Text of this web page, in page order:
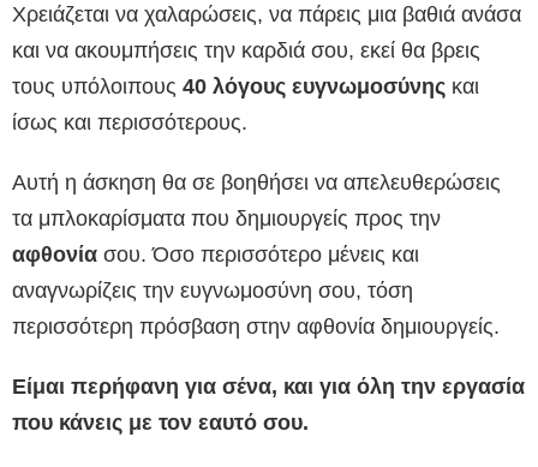
Χρειάζεται να χαλαρώσεις, να πάρεις μια βαθιά ανάσα
και να ακουμπήσεις την καρδιά σου, εκεί θα βρεις
τους υπόλοιπους 40 λόγους ευγνωμοσύνης και
ίσως και περισσότερους.
Αυτή η άσκηση θα σε βοηθήσει να απελευθερώσεις
τα μπλοκαρίσματα που δημιουργείς προς την
αφθονία σου. Όσο περισσότερο μένεις και
αναγνωρίζεις την ευγνωμοσύνη σου, τόση
περισσότερη πρόσβαση στην αφθονία δημιουργείς.
Είμαι περήφανη για σένα, και για όλη την εργασία
που κάνεις με τον εαυτό σου.